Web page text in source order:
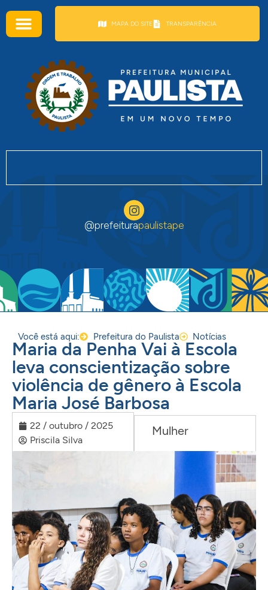
MAPA DO SITE TRANSPARÊNCIA
@prefeiturapaulistape
Você está aqui: Prefeitura do Paulista Notícias
Maria da Penha Vai à Escola
leva conscientização sobre
violência de gênero à Escola
Maria José Barbosa
22 / outubro / 2025
Priscila Silva
Mulher